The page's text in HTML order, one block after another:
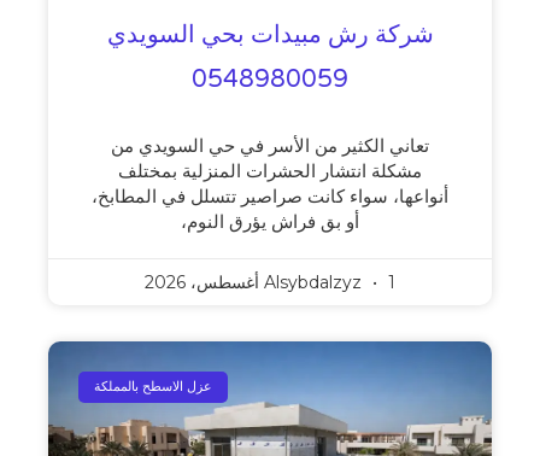
شركة رش مبيدات بحي السويدي
0548980059
تعاني الكثير من الأسر في حي السويدي من
مشكلة انتشار الحشرات المنزلية بمختلف
أنواعها، سواء كانت صراصير تتسلل في المطابخ،
أو بق فراش يؤرق النوم،
Alsybdalzyz 1 أغسطس، 2026
عزل الاسطح بالمملكة